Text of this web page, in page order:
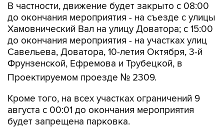
В частности, движение будет закрыто с 08:00
до окончания мероприятия - на съезде с улицы
Хамовнический Вал на улицу Доватора; с 15:00
до окончания мероприятия - на участках улиц
Савельева, Доватора, 10-летия Октября, 3-й
Фрунзенской, Ефремова и Трубецкой, в
Проектируемом проезде № 2309.
Кроме того, на всех участках ограничений 9
августа с 00:01 до окончания мероприятия
будет запрещена парковка.